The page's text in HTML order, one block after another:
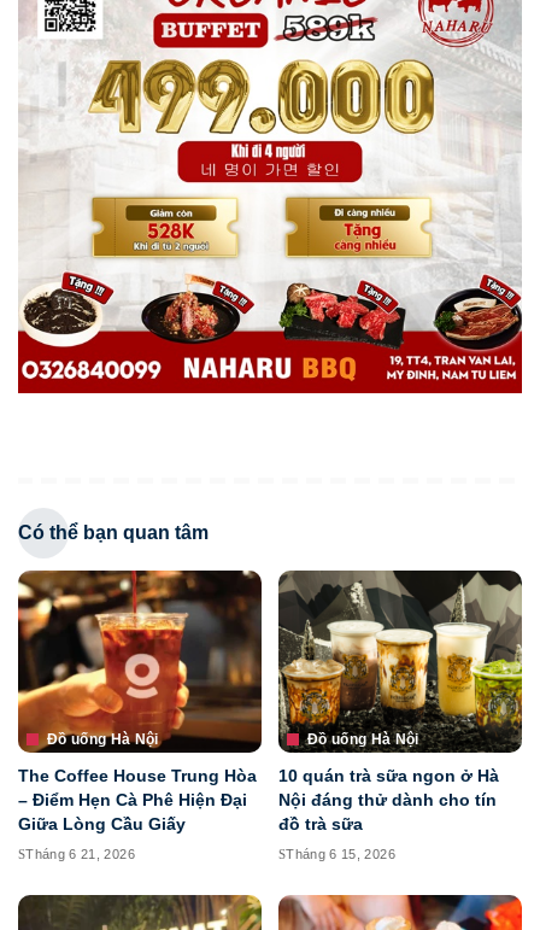
Có thể bạn quan tâm
Đồ uống Hà Nội
The Coffee House Trung Hòa
– Điểm Hẹn Cà Phê Hiện Đại
Giữa Lòng Cầu Giấy
Tháng 6 21, 2026
Đồ uống Hà Nội
10 quán trà sữa ngon ở Hà
Nội đáng thử dành cho tín
đồ trà sữa
Tháng 6 15, 2026